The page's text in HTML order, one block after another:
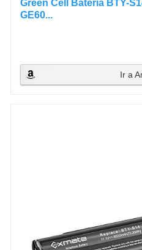
Green Cell Batería BTY-
GE60...
Ir a